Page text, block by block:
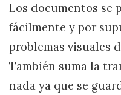
Los documentos se
fácilmente y por
problemas visuales
También suma la
nada ya que se